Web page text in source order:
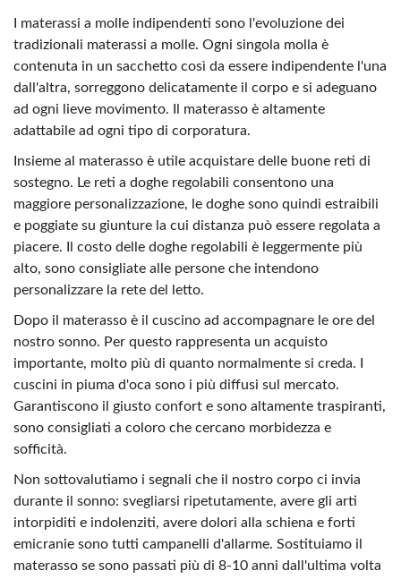
I materassi a molle indipendenti sono l'evoluzione dei
tradizionali materassi a molle. Ogni singola molla è
contenuta in un sacchetto così da essere indipendente l'una
dall'altra, sorreggono delicatamente il corpo e si adeguano
ad ogni lieve movimento. Il materasso è altamente
adattabile ad ogni tipo di corporatura.
Insieme al materasso è utile acquistare delle buone reti di
sostegno. Le reti a doghe regolabili consentono una
maggiore personalizzazione, le doghe sono quindi estraibili
e poggiate su giunture la cui distanza può essere regolata a
piacere. Il costo delle doghe regolabili è leggermente più
alto, sono consigliate alle persone che intendono
personalizzare la rete del letto.
Dopo il materasso è il cuscino ad accompagnare le ore del
nostro sonno. Per questo rappresenta un acquisto
importante, molto più di quanto normalmente si creda. I
cuscini in piuma d'oca sono i più diffusi sul mercato.
Garantiscono il giusto confort e sono altamente traspiranti,
sono consigliati a coloro che cercano morbidezza e
sofficità.
Non sottovalutiamo i segnali che il nostro corpo ci invia
durante il sonno: svegliarsi ripetutamente, avere gli arti
intorpiditi e indolenziti, avere dolori alla schiena e forti
emicranie sono tutti campanelli d'allarme. Sostituiamo il
materasso se sono passati più di 8-10 anni dall'ultima volta